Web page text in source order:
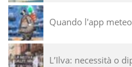
Quando l'app
L’Ilva: necessità o